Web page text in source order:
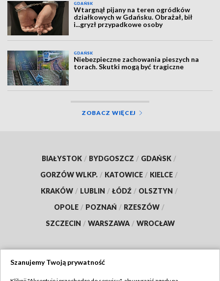
GDAŃSK
Wtargnął pijany na teren ogródków
działkowych w Gdańsku. Obrażał, bił
i...gryzł przypadkowe osoby
GDAŃSK
Niebezpieczne zachowania pieszych na
torach. Skutki mogą być tragiczne
ZOBACZ WIĘCEJ
BIAŁYSTOK / BYDGOSZCZ / GDAŃSK /
GORZÓW WLKP. / KATOWICE / KIELCE /
KRAKÓW / LUBLIN / ŁÓDŹ / OLSZTYN /
OPOLE / POZNAŃ / RZESZÓW /
SZCZECIN / WARSZAWA / WROCŁAW
Szanujemy Twoją prywatność